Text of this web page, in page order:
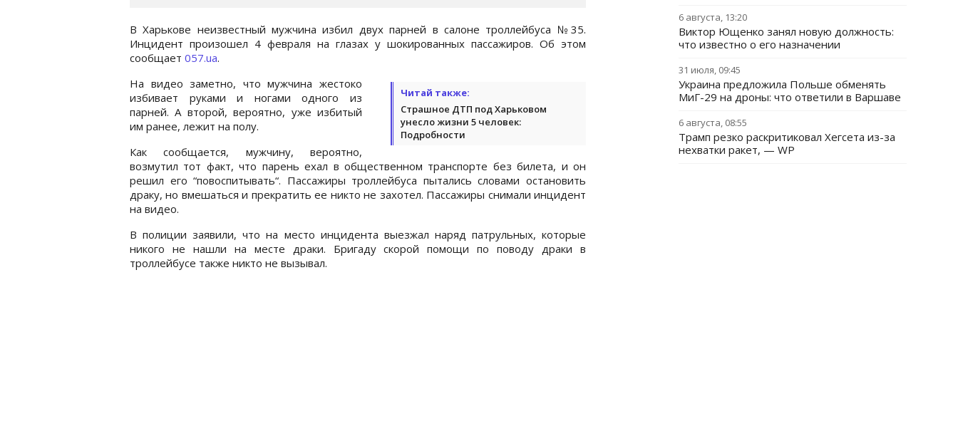
В Харькове неизвестный мужчина избил двух парней в салоне троллейбуса №35.
Инцидент произошел 4 февраля на глазах у шокированных пассажиров. Об этом
сообщает 057.ua.
Читай также:
Страшное ДТП под Харьковом
унесло жизни 5 человек:
Подробности
На видео заметно, что мужчина жестоко
избивает руками и ногами одного из
парней. А второй, вероятно, уже избитый
им ранее, лежит на полу.
Как сообщается, мужчину, вероятно,
возмутил тот факт, что парень ехал в общественном транспорте без билета, и он
решил его “повоспитывать“. Пассажиры троллейбуса пытались словами остановить
драку, но вмешаться и прекратить ее никто не захотел. Пассажиры снимали инцидент
на видео.
В полиции заявили, что на место инцидента выезжал наряд патрульных, которые
никого не нашли на месте драки. Бригаду скорой помощи по поводу драки в
троллейбусе также никто не вызывал.
6 августа, 13:20
Виктор Ющенко занял новую должность:
что известно о его назначении
31 июля, 09:45
Украина предложила Польше обменять
МиГ-29 на дроны: что ответили в Варшаве
6 августа, 08:55
Трамп резко раскритиковал Хегсета из-за
нехватки ракет, — WP